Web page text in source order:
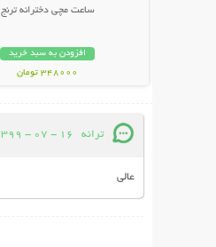
ساعت مچی دخترانه ترنج
افزودن به سبد خرید
348000 تومان
ترانه 16 - 07 - 1399
عالی